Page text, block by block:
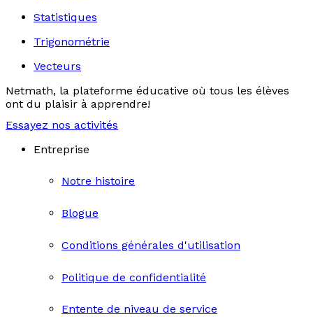
Statistiques
Trigonométrie
Vecteurs
Netmath, la plateforme éducative où tous les élèves
ont du plaisir à apprendre!
Essayez nos activités
Entreprise
Notre histoire
Blogue
Conditions générales d'utilisation
Politique de confidentialité
Entente de niveau de service